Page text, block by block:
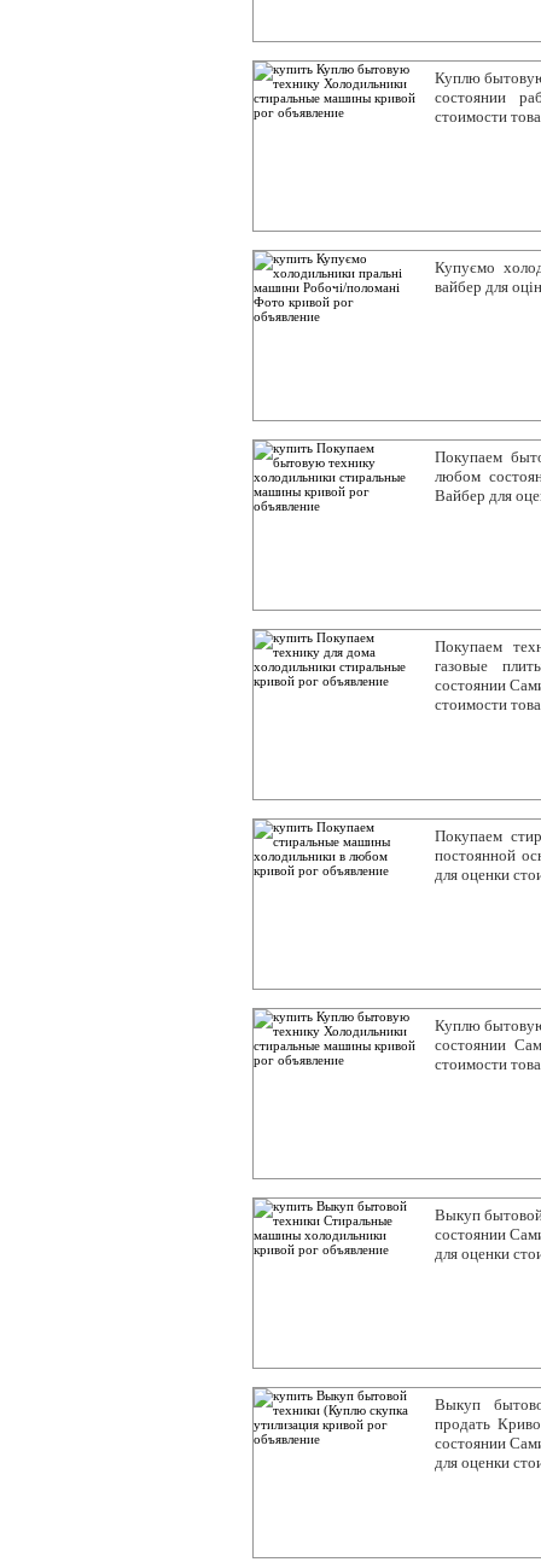
Куплю
состоянии
стоимости
Купуємо
вайбер для
Покупаем
любом
Вайбер для
Покупаем
газовые
состоянии
стоимости
Покупаем
постоянной
для оценки
Куплю
состоянии
стоимости
Выкуп
состоянии
для оценки
Выкуп
продать
состоянии
для оценки